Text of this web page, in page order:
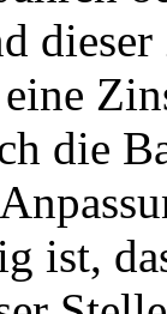
die
ist,